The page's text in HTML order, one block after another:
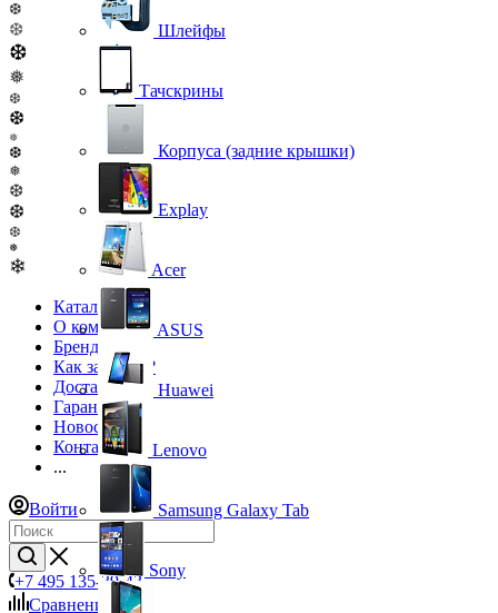
❆
❆
❆
❅
❆
❆
❅
❆
❅
❆
❆
❆
❅
❄
Каталог
О компании
Бренды
Как заказать?
Доставка
Гарантия
Новости
Контакты
...
Войти
+7 495 135-39-43
Сравнение
0
Шлейфы
Тачскрины
Корпуса (задние крышки)
Explay
Acer
ASUS
Huawei
Lenovo
Samsung Galaxy Tab
Sony